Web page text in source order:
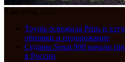
8 августа, 2026
Toyota освежила Prius и
обновки и подорожание
Седаны Senat 900 начали
в России